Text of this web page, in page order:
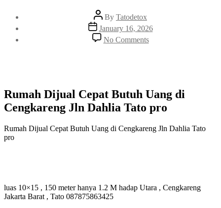
Post
author
By Tatodetox
Post
date
January 16, 2026
No Commentson
Rumah
di
Cengkareng
Jln
Dahlia
Tato
pro
Rumah Dijual Cepat Butuh Uang di
Cengkareng Jln Dahlia Tato pro
Rumah Dijual Cepat Butuh Uang di Cengkareng Jln Dahlia Tato
pro
luas 10×15 , 150 meter hanya 1.2 M hadap Utara , Cengkareng
Jakarta Barat , Tato 087875863425